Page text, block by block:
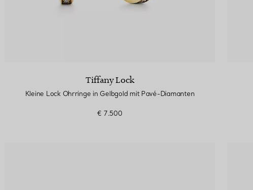
Tiffany Lock
Kleine Lock Ohrringe in Gelbgold mit Pavé-Diamanten
€ 7.500